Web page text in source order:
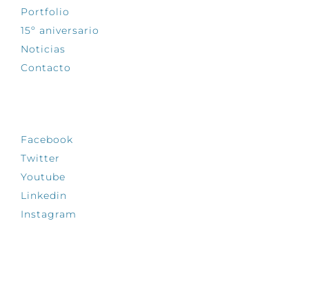
Portfolio
15º aniversario
Noticias
Contacto
Facebook
Twitter
Youtube
Linkedin
Instagram